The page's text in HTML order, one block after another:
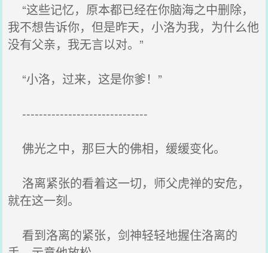
“这些记忆，原本都已经在你脑海之中删除，
我不想告诉你，但是昨天，小洛为我，为什么他
没有父亲，我无言以对。”
“小洛，过来，这是你爹！”
------------------------------
佛光之中，那巨大的佛相，缓缓变化。
洛离紧张的看着这一切，师父虎禅的安危，
就在这一刻。
看到洛离的紧张，剑神轻轻地握住洛离的